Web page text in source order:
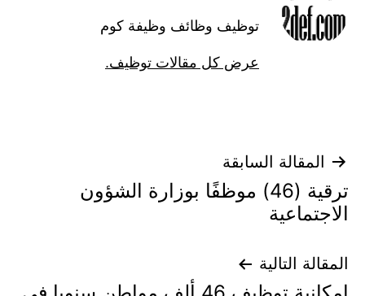
توظيف وظائف وظيفة كوم
عرض كل مقالات توظيف.
تصفّح
المقالات
المقالة السابقة
ترقية (46) موظفًا بوزارة الشؤون
الاجتماعية
المقالة التالية